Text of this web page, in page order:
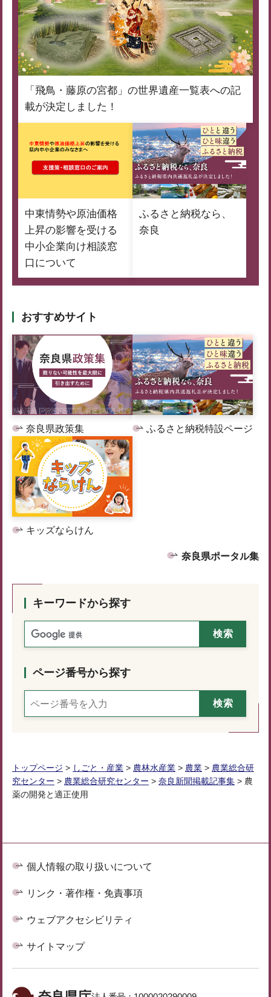
「飛鳥・藤原の宮都」の世界遺産一覧表への記
載が決定しました！
中東情勢や原油価格
上昇の影響を受ける
中小企業向け相談窓
口について
ふるさと納税なら、
奈良
おすすめサイト
奈良県政策集 ふるさと納税特設ページ
キッズならけん
奈良県ポータル集
キーワードから探す
ページ番号から探す
トップページ > しごと・産業 > 農林水産業 > 農業 > 農業総合研
究センター > 農業総合研究センター > 奈良新聞掲載記事集 > 農
薬の開発と適正使用
個人情報の取り扱いについて
リンク・著作権・免責事項
ウェブアクセシビリティ
サイトマップ